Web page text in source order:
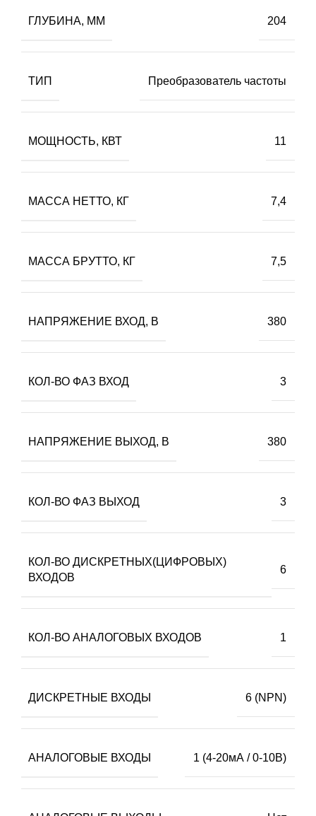
ГЛУБИНА, ММ 204
ТИП Преобразователь частоты
МОЩНОСТЬ, КВТ 11
МАССА НЕТТО, КГ 7,4
МАССА БРУТТО, КГ 7,5
НАПРЯЖЕНИЕ ВХОД, В 380
КОЛ-ВО ФАЗ ВХОД 3
НАПРЯЖЕНИЕ ВЫХОД, В 380
КОЛ-ВО ФАЗ ВЫХОД 3
КОЛ-ВО ДИСКРЕТНЫХ(ЦИФРОВЫХ)
ВХОДОВ
6
КОЛ-ВО АНАЛОГОВЫХ ВХОДОВ 1
ДИСКРЕТНЫЕ ВХОДЫ 6 (NPN)
АНАЛОГОВЫЕ ВХОДЫ 1 (4-20мА / 0-10В)